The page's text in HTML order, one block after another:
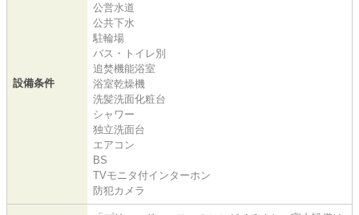
設備条件
公営水道
公共下水
駐輪場
バス・トイレ別
追焚機能浴室
浴室乾燥機
洗髪洗面化粧台
シャワー
独立洗面台
エアコン
BS
TVモニタ付インターホン
防犯カメラ